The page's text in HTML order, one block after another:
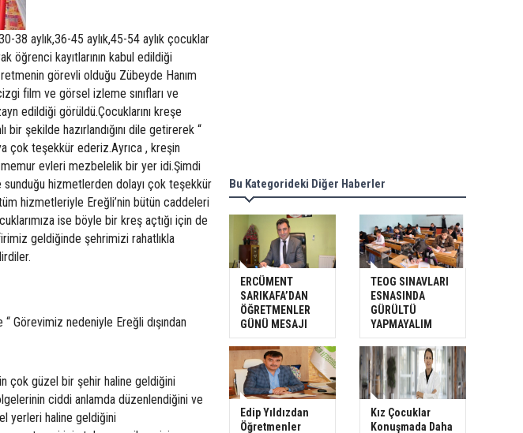
38 aylık,36-45 aylık,45-54 aylık çocuklar
öğrenci kayıtlarının kabul edildiği
görevli olduğu Zübeyde Hanım
film ve görsel izleme sınıfları ve
edildiği görüldü.Çocuklarını kreşe
şekilde hazırlandığını dile getirerek “
çok teşekkür ederiz.Ayrıca , kreşin
memur evleri mezbelelik bir yer idi.Şimdi
sunduğu hizmetlerden dolayı çok teşekkür
hizmetleriyle Ereğli’nin bütün caddeleri
ise böyle bir kreş açtığı için de
geldiğinde şehrimizi rahatlıkla
Görevimiz nedeniyle Ereğli dışından
çok güzel bir şehir haline geldiğini
ciddi anlamda düzenlendiğini ve
yerleri haline geldiğini
Bu Kategorideki Diğer Haberler
ERCÜMENT
SARIKAFA’DAN
ÖĞRETMENLER
GÜNÜ MESAJI
TEOG SINAVLARI
ESNASINDA
GÜRÜLTÜ
YAPMAYALIM
Edip Yıldızdan
Öğretmenler
Kız Çocuklar
Konuşmada Daha